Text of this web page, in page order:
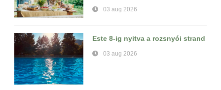
03 aug 2026
Este 8-ig nyitva a rozsnyói strand
03 aug 2026